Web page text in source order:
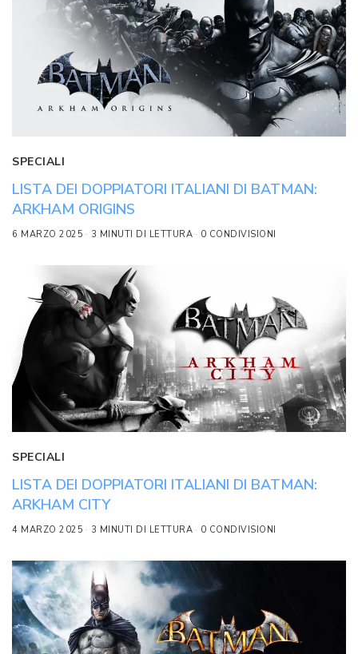
SPECIALI
LISTA DEI DOPPIATORI ITALIANI DI BATMAN:
ARKHAM ORIGINS
6 MARZO 2025 3 MINUTI DI LETTURA 0 CONDIVISIONI
SPECIALI
LISTA DEI DOPPIATORI ITALIANI DI BATMAN:
ARKHAM CITY
4 MARZO 2025 3 MINUTI DI LETTURA 0 CONDIVISIONI